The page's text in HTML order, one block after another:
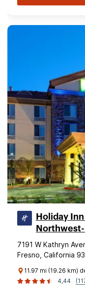
Holiday
7191 W Kathryn
Fresno, California
11.97 mi (19.26 km)
4,44